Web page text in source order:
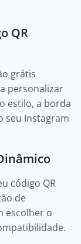
QR
grátis
personalizar
estilo, a borda
seu Instagram
código QR
de
escolher o